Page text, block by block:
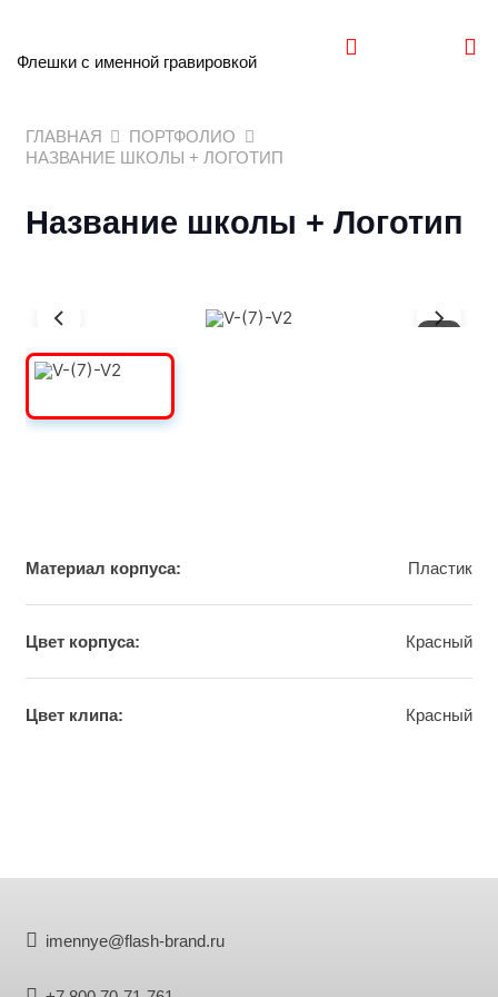
Флешки с именной гравировкой
ГЛАВНАЯ
ПОРТФОЛИО
НАЗВАНИЕ ШКОЛЫ + ЛОГОТИП
Название школы + Логотип
1/3
Материал корпуса: Пластик
Цвет корпуса: Красный
Цвет клипа: Краcный
imennye@flash-brand.ru